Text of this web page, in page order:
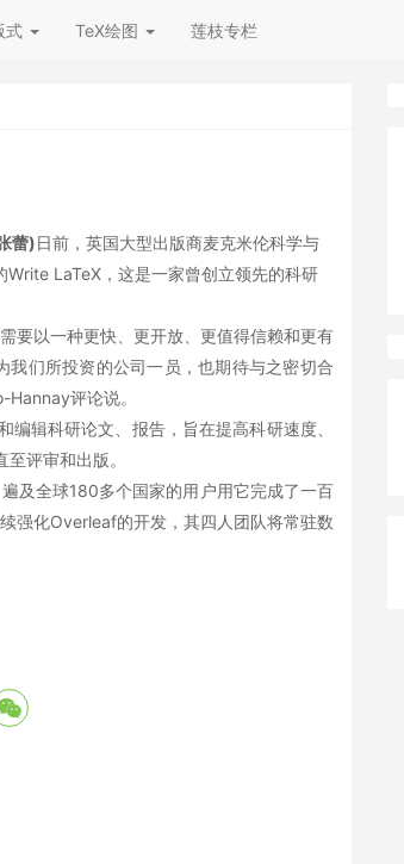
式 TeX绘图 莲枝专栏
蕾)日前，英国大型出版商麦克米伦科学与
LaTeX，这是一家曾创立领先的科研
以一种更快、更开放、更值得信赖和更有
们所投资的公司一员，也期待与之密切合
评论说。
辑科研论文、报告，旨在提高科研速度、
评审和出版。
全球180多个国家的用户用它完成了一百
强化Overleaf的开发，其四人团队将常驻数